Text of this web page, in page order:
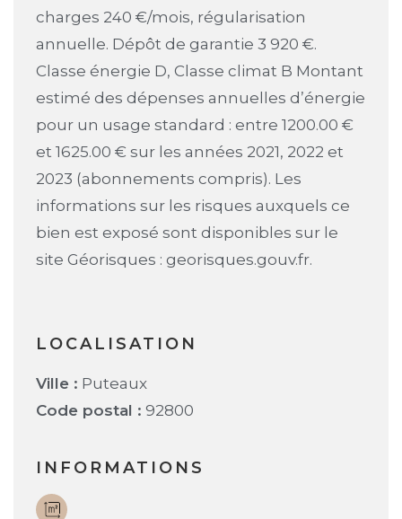
charges 240 €/mois, régularisation
annuelle. Dépôt de garantie 3 920 €.
Classe énergie D, Classe climat B Montant
estimé des dépenses annuelles d’énergie
pour un usage standard : entre 1200.00 €
et 1625.00 € sur les années 2021, 2022 et
2023 (abonnements compris). Les
informations sur les risques auxquels ce
bien est exposé sont disponibles sur le
site Géorisques : georisques.gouv.fr.
LOCALISATION
Ville : Puteaux
Code postal : 92800
INFORMATIONS